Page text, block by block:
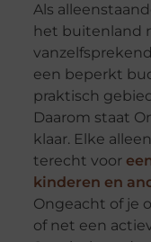
Als
het buitenland
een beperkt
praktisch
Daarom staat
klaar. Elke
terecht voor
kinderen en
Ongeacht of je
of net een